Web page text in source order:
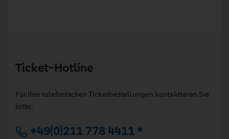
Ticket-Hotline
Für Ihre telefonischen Ticketbestellungen kontaktieren Sie
bitte:
+49(0)211 778 4411 *